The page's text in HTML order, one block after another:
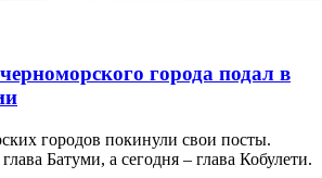
города подал в
городов покинули свои посты.
Батуми, а сегодня – глава Кобулети.